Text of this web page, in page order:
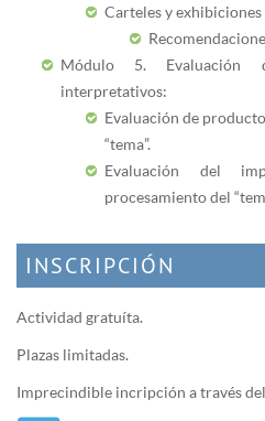
Carteles y
Módulo 5. Evaluación
interpretativos:
Evaluación de
“tema”.
Evaluación del
procesamiento del
INSCRIPCIÓN
Actividad gratuíta.
Plazas limitadas.
Imprecindible incripción a través